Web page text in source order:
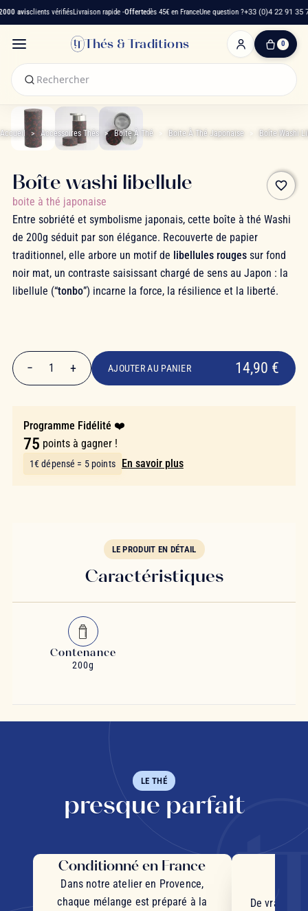
avisclients vérifiésLivraison rapide -Offertedès 45€ en FranceUne question ? +33 (0)4 22 91 35
Thés & Traditions 0
0
panier
Accueil Accessoires Thés Boîte À Thé Boite À Thé Japonaise Boîte Washi
favorite_border
Boîte washi libellule
boite à thé japonaise
Entre sobriété et symbolisme japonais, cette boîte à thé Washi
de 200g séduit par son élégance. Recouverte de papier
traditionnel, elle arbore un motif de libellules rougessur fond
noir mat, un contraste saisissant chargé de sens au Japon : la
libellule (“tonbo”) incarne la force, la résilience et la liberté.
14,90 €
− 1 + AJOUTER AU PANIER 14,90 €
Programme Fidélité ❤️
75 points à gagner !
1€ dépensé = 5 points En savoir plus
LE PRODUIT EN DÉTAIL
Caractéristiques
Contenance
200g
LE THÉ
presque parfait
Conditionné en France
Dans notre atelier en Provence,
chaque mélange est préparé à la
De vrais